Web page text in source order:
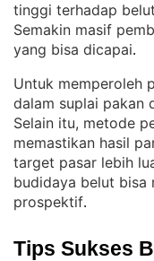
tinggi terhadap
Semakin masif
yang bisa dicapai.
Untuk memperoleh
dalam suplai pakan
Selain itu, metode
memastikan hasil
target pasar lebih
budidaya belut bisa
prospektif.
Tips Sukses